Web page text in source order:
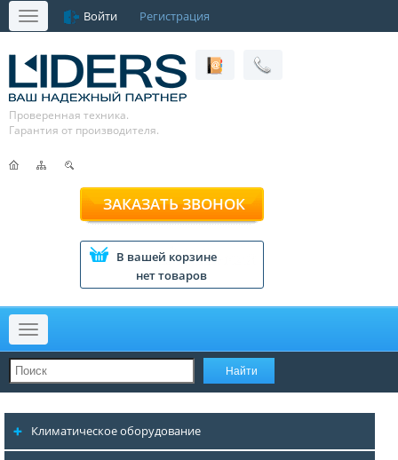
Меню Войти Регистрация
Проверенная техника.
Гарантия от производителя.
ЗАКАЗАТЬ ЗВОНОК
В вашей корзине
нет товаров
Меню
Климатическое оборудование